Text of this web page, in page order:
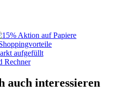
auch interessieren